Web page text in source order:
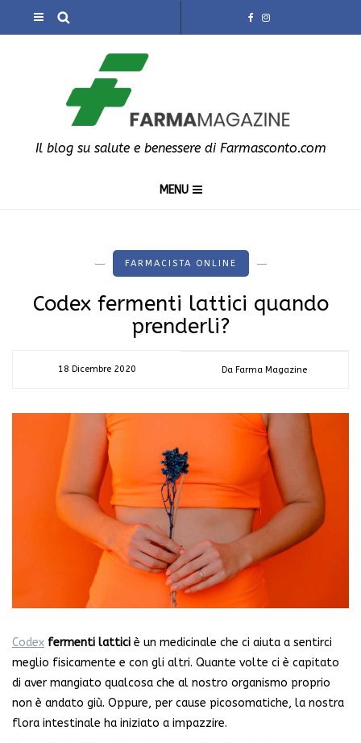
Il blog su salute e benessere di Farmasconto.com
MENU
FARMACISTA ONLINE
Codex fermenti lattici quando
prenderli?
18 Dicembre 2020 Da Farma Magazine
Codex fermenti lattici è un medicinale che ci aiuta a sentirci
meglio fisicamente e con gli altri. Quante volte ci è capitato
di aver mangiato qualcosa che al nostro organismo proprio
non è andato giù. Oppure, per cause picosomatiche, la nostra
flora intestinale ha iniziato a impazzire.